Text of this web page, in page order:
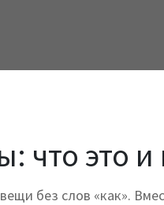
это и
без слов «как».